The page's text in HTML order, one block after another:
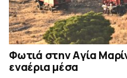
Φωτιά στην Aγία
εναέρια μέσα